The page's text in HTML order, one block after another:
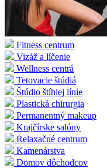
Fitness centrum
Vizáž a líčenie
Wellness centrá
Tetovacie štúdiá
Štúdio štíhlej línie
Plastická chirurgia
Permanentný makeup
Krajčírske salóny
Relaxačné centrum
Kamenárstva
Domov dôchodcov